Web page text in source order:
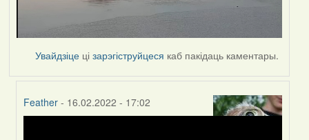
Увайдзіце цізарэгіструйцеся каб пакідаць каментары.
Feather - 16.02.2022 - 17:02